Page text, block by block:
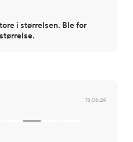
i størrelsen. Ble for
18.06.24